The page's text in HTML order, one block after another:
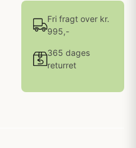
Fri fragt over kr.
995,-
365 dages
returret